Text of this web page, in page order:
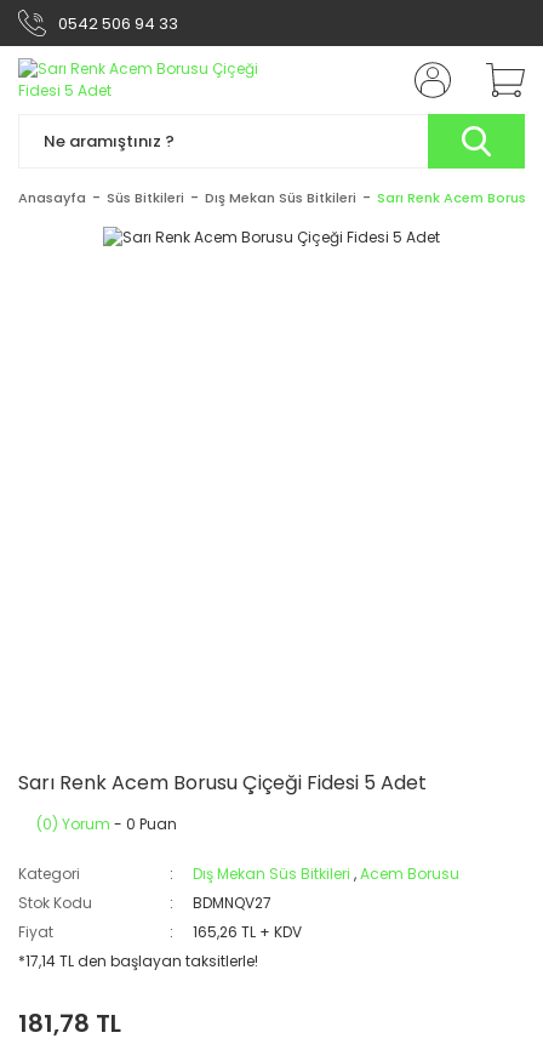
0542 506 94 33
Anasayfa Süs Bitkileri Dış Mekan Süs Bitkileri Sarı Renk Acem
Sarı Renk Acem Borusu Çiçeği Fidesi 5 Adet
(0) Yorum - 0 Puan
Kategori Dış Mekan Süs Bitkileri ,Acem Borusu
Stok Kodu
BDMNQV27
Fiyat
165,26 TL + KDV
*17,14 TL den başlayan taksitlerle!
181,78 TL